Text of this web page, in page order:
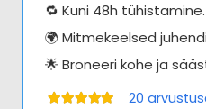
🔁 Kuni 48h tühistamine.
🌍 Mitmekeelsed
🌟 Broneeri kohe ja
20